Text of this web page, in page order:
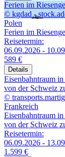
Ferien im
© kgdad -
Polen
Ferien im
Reisetermin:
06.09.2026 -
589 €
Details
Eisenbahntraum
von der Schweiz
©
Frankreich
Eisenbahntraum
von der Schweiz
Reisetermin:
06.09.2026 -
1.599 €